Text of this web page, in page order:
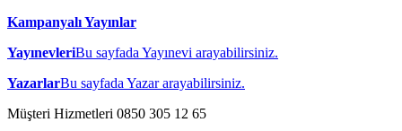
Kampanyalı Yayınlar
YayınevleriBu sayfada Yayınevi arayabilirsiniz.
YazarlarBu sayfada Yazar arayabilirsiniz.
Müşteri Hizmetleri 0850 305 12 65